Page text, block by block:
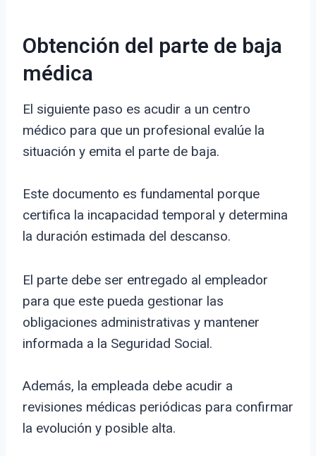
Obtención del parte de baja
médica
El siguiente paso es acudir a un centro
médico para que un profesional evalúe la
situación y emita el parte de baja.
Este documento es fundamental porque
certifica la incapacidad temporal y determina
la duración estimada del descanso.
El parte debe ser entregado al empleador
para que este pueda gestionar las
obligaciones administrativas y mantener
informada a la Seguridad Social.
Además, la empleada debe acudir a
revisiones médicas periódicas para confirmar
la evolución y posible alta.